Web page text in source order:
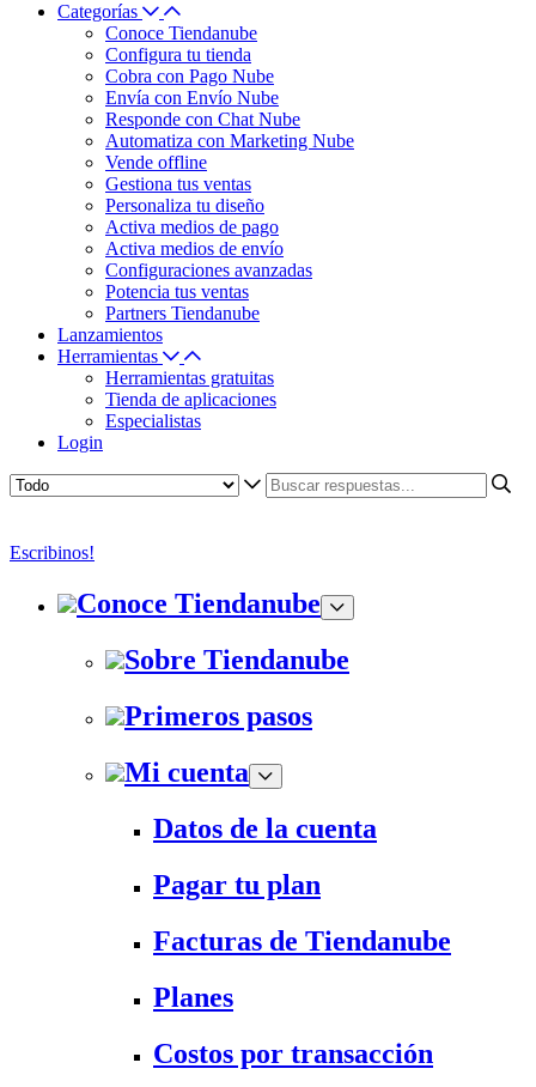
Categorías
Conoce Tiendanube
Configura tu tienda
Cobra con Pago Nube
Envía con Envío Nube
Responde con Chat Nube
Automatiza con Marketing Nube
Vende offline
Gestiona tus ventas
Personaliza tu diseño
Activa medios de pago
Activa medios de envío
Configuraciones avanzadas
Potencia tus ventas
Partners Tiendanube
Lanzamientos
Herramientas
Herramientas gratuitas
Tienda de aplicaciones
Especialistas
Login
Escribinos!
Conoce Tiendanube
Sobre Tiendanube
Primeros pasos
Mi cuenta
Datos de la cuenta
Pagar tu plan
Facturas de Tiendanube
Planes
Costos por transacción